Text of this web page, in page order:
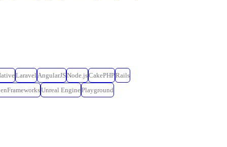
Laravel AngularJSNode.jsCakePHPRails
Unreal EnginePlayground